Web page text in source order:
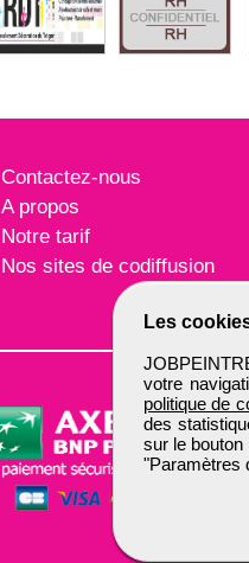
Les
votre
politique de
des
sur le
"Paramètres
Contactez-nous
A propos
Notre tarif
Nos sites de codiffusion